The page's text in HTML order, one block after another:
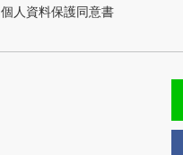
個人資料保護同意書